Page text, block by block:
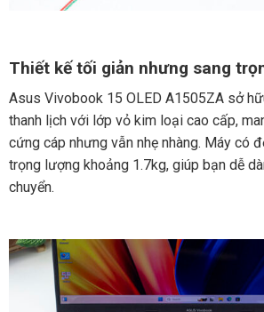
Thiết kế tối giản nhưng sang
Asus Vivobook 15 OLED A1505ZA sở
thanh lịch với lớp vỏ kim loại cao cấp,
cứng cáp nhưng vẫn nhẹ nhàng. Máy có
trọng lượng khoảng 1.7kg, giúp bạn dễ
chuyển.